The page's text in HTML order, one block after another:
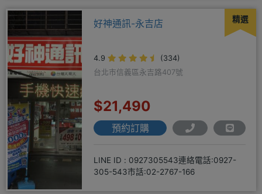
精選
好神通訊-永吉店
4.9
(334)
台北市信義區永吉路407號
$21,490
預約訂購
LINE ID : 0927305543連絡電話:0927-
305-543市話:02-2767-166